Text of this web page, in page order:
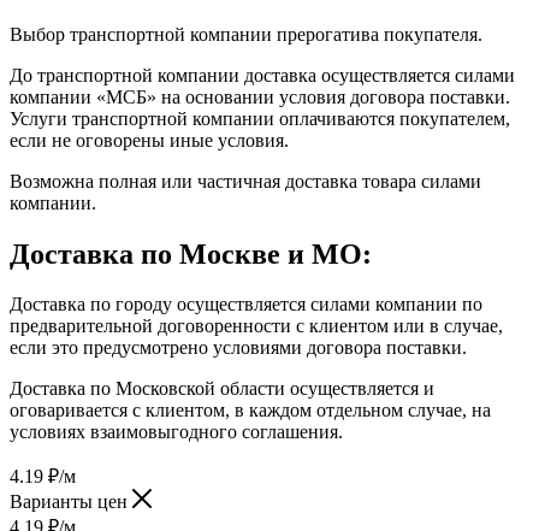
Выбор транспортной компании прерогатива покупателя.
До транспортной компании доставка осуществляется силами
компании «МСБ» на основании условия договора поставки.
Услуги транспортной компании оплачиваются покупателем,
если не оговорены иные условия.
Возможна полная или частичная доставка товара силами
компании.
Доставка по Москве и МО:
Доставка по городу осуществляется силами компании по
предварительной договоренности с клиентом или в случае,
если это предусмотрено условиями договора поставки.
Доставка по Московской области осуществляется и
оговаривается с клиентом, в каждом отдельном случае, на
условиях взаимовыгодного соглашения.
4.19 ₽/м
Варианты цен